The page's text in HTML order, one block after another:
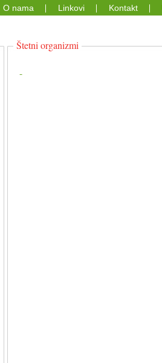
O nama Linkovi Kontakt
Štetni organizmi
-